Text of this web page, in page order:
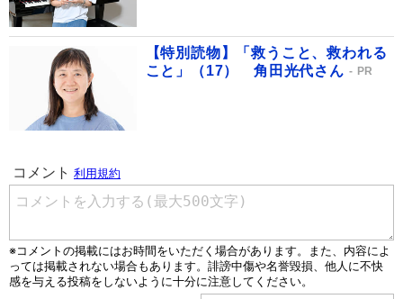
【特別読物】「救うこと、救われる
こと」（17） 角田光代さん
PR